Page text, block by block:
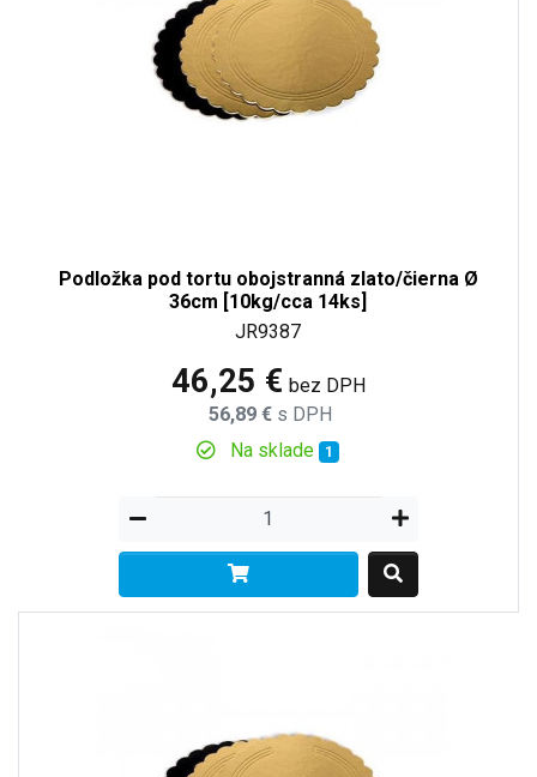
Podložka pod tortu obojstranná zlato/čierna Ø
36cm [10kg/cca 14ks]
JR9387
46,25 € bez DPH
56,89 € s DPH
Na sklade 1